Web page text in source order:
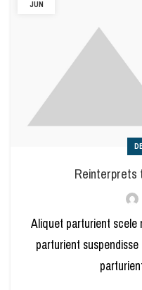
JUN
Reinterprets
Aliquet parturient
parturient